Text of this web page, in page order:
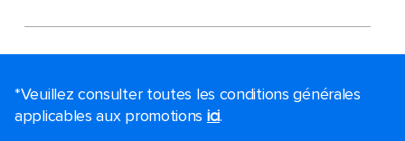
*Veuillez consulter toutes les conditions générales
applicables aux promotions ici.